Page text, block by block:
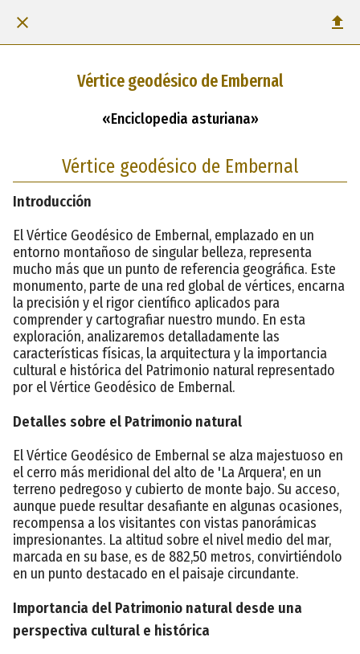
Vértice geodésico de Embernal
«Enciclopedia asturiana»
Vértice geodésico de Embernal
Introducción
El Vértice Geodésico de Embernal, emplazado en un
entorno montañoso de singular belleza, representa
mucho más que un punto de referencia geográfica. Este
monumento, parte de una red global de vértices, encarna
la precisión y el rigor científico aplicados para
comprender y cartografiar nuestro mundo. En esta
exploración, analizaremos detalladamente las
características físicas, la arquitectura y la importancia
cultural e histórica del Patrimonio natural representado
por el Vértice Geodésico de Embernal.
Detalles sobre el Patrimonio natural
El Vértice Geodésico de Embernal se alza majestuoso en
el cerro más meridional del alto de 'La Arquera', en un
terreno pedregoso y cubierto de monte bajo. Su acceso,
aunque puede resultar desafiante en algunas ocasiones,
recompensa a los visitantes con vistas panorámicas
impresionantes. La altitud sobre el nivel medio del mar,
marcada en su base, es de 882,50 metros, convirtiéndolo
en un punto destacado en el paisaje circundante.
Importancia del Patrimonio natural desde una
perspectiva cultural e histórica